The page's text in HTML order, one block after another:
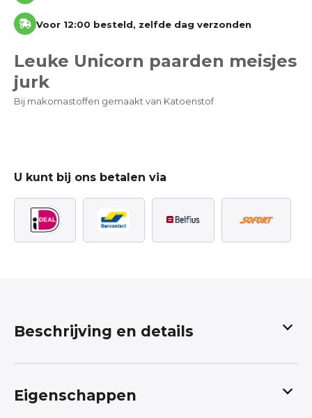
Voor 12:00 besteld, zelfde dag verzonden
Leuke Unicorn paarden meisjes
jurk
Bij makomastoffen gemaakt van Katoenstof
U kunt bij ons betalen via
Beschrijving en details
Eenhoorn paarden lopen op de
regenboog
Eigenschappen